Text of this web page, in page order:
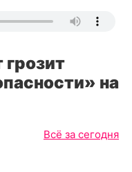
на
Всё за сегодня